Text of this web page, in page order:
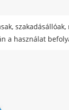
a használat